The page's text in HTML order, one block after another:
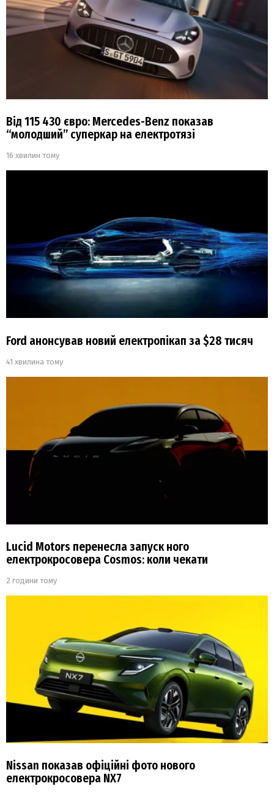
Від 115 430 євро: Mercedes-Benz показав
“молодший” суперкар на електротязі
16 хвилин тому
Ford анонсував новий електропікап за $28 тисяч
41 хвилина тому
Lucid Motors перенесла запуск ного
електрокросовера Cosmos: коли чекати
2 години тому
Nissan показав офіційні фото нового
електрокросовера NX7